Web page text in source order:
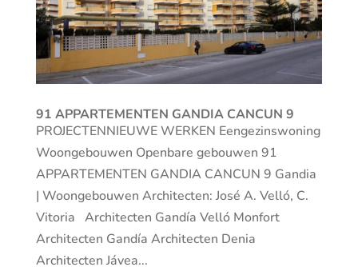
91 APPARTEMENTEN GANDIA CANCUN 9
PROJECTENNIEUWE WERKEN Eengezinswoning
Woongebouwen Openbare gebouwen 91
APPARTEMENTEN GANDIA CANCUN 9 Gandia
| Woongebouwen Architecten: José A. Velló, C.
Vitoria Architecten Gandía Velló Monfort
Architecten Gandía Architecten Denia
Architecten Jávea...